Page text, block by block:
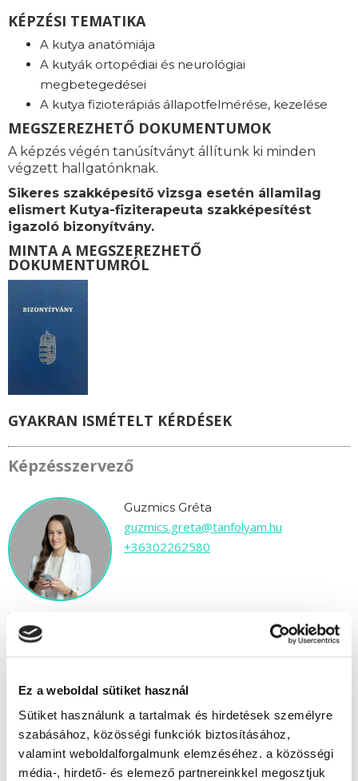
Ez a weboldal sütiket használ
Sütiket használunk a tartalmak és hirdetések személyre
szabásához, közösségi funkciók biztosításához,
valamint weboldalforgalmunk elemzéséhez. a közösségi
média-, hirdető- és elemező partnereinkkel megosztjuk
KÉPZÉSI TEMATIKA
A kutya anatómiája
A kutyák ortopédiai és neurológiai
megbetegedései
A kutya fizioterápiás állapotfelmérése, kezelése
MEGSZEREZHETŐ DOKUMENTUMOK
A képzés végén tanúsítványt állítunk ki minden
végzett hallgatónknak.
Sikeres szakképesítő vizsga esetén államilag
elismert Kutya-fiziterapeuta szakképesítést
igazoló bizonyítvány.
MINTA A MEGSZEREZHETŐ
DOKUMENTUMRÓL
GYAKRAN ISMÉTELT KÉRDÉSEK
Képzésszervező
Guzmics Gréta
guzmics.greta@tanfolyam.hu
+36302262580
" A " csoport
Indulás időpontja: 2026-09-24
Képzés ára:1 190 000 Ft
egyösszegű befizetés esetén